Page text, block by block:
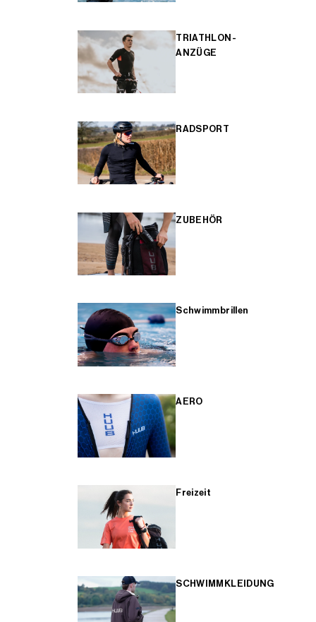
TRIATHLON-
ANZÜGE
RADSPORT
ZUBEHÖR
Schwimmbrillen
AERO
Freizeit
SCHWIMMKLEIDUNG